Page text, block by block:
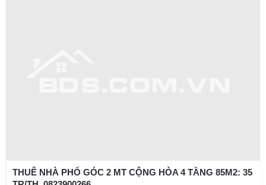
THUÊ NHÀ PHỐ GÓC 2 MT CỘNG HÒA 4 TẦNG 85M2: 35